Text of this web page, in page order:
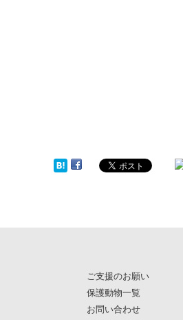
ご支援のお願い
保護動物一覧
お問い合わせ